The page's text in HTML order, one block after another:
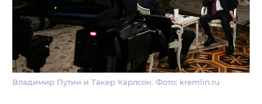
Владимир Путин и Такер Карлсон. Фото: kremlin.ru